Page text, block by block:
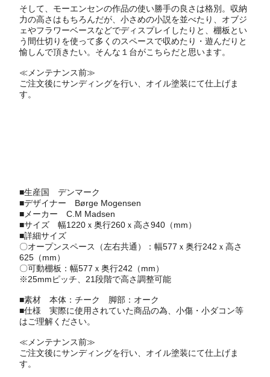
そして、モーエンセンの作品の使い勝手の良さは格別。収納
力の高さはもちろんだが、小さめの小説を並べたり、オブジ
ェやフラワーベースなどでディスプレイしたりと、棚板とい
う間仕切りを使って多くのスペースで収めたり・遊んだりと
愉しんで頂きたい。そんな１台がこちらだと思います。
≪メンテナンス前≫
ご注文後にサンディングを行い、オイル塗装にて仕上げま
す。
■生産国デンマーク
■デザイナー Børge Mogensen
■メーカーC.M Madsen
■サイズ 幅1220ｘ奥行260ｘ高さ940（mm）
■詳細サイズ
〇オープンスペース（左右共通）：幅577ｘ奥行242ｘ高さ
625（mm）
〇可動棚板：幅577ｘ奥行242（mm）
※25mmピッチ、21段階で高さ調整可能
■素材 本体：チーク 脚部：オーク
■仕様 実際に使用されていた商品の為、小傷・小ダコン等
はご理解ください。
≪メンテナンス前≫
ご注文後にサンディングを行い、オイル塗装にて仕上げま
す。